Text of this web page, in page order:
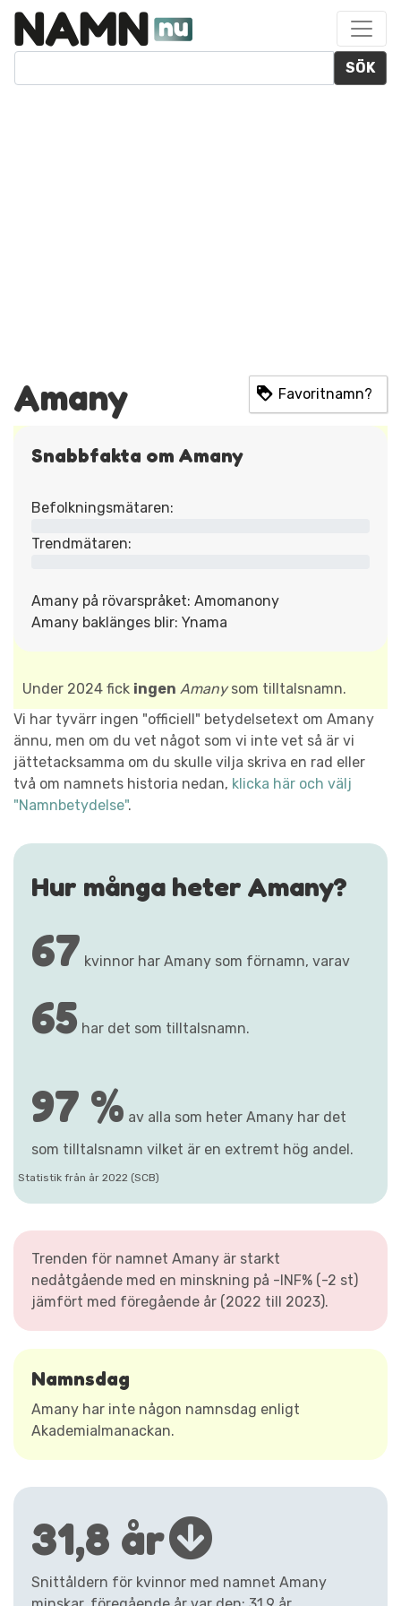
SÖK
Amany Favoritnamn?
Snabbfakta om Amany
Befolkningsmätaren:
Trendmätaren:
Amany på rövarspråket: Amomanony
Amany baklänges blir: Ynama
Under 2024 fick ingen Amanysom tilltalsnamn.
Vi har tyvärr ingen "officiell" betydelsetext om Amany
ännu, men om du vet något som vi inte vet så är vi
jättetacksamma om du skulle vilja skriva en rad eller
två om namnets historia nedan, klicka här och välj
"Namnbetydelse".
Hur många heter Amany?
67 kvinnor har Amany som förnamn, varav
65 har det som tilltalsnamn.
97 % av alla som heter Amany har det
som tilltalsnamn vilket är en extremt hög andel.
Statistik från år 2022 (SCB)
Trenden för namnet Amany är starkt
nedåtgående med en minskning på -INF% (-2 st)
jämfört med föregående år (2022 till 2023).
Namnsdag
Amany har inte någon namnsdag enligt
Akademialmanackan.
31,8 år
Snittåldern för kvinnor med namnet Amany